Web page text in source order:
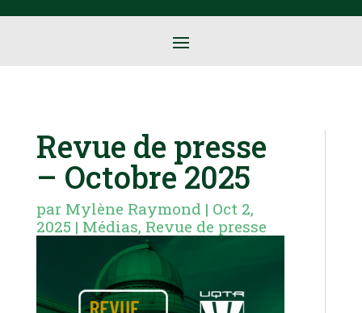
Revue de presse
– Octobre 2025
par Mylène Raymond | Oct 2,
2025 | Médias, Revue de presse